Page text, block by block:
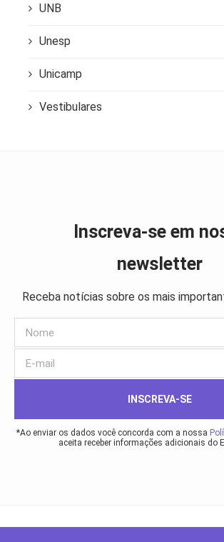
UNB
Unesp
Unicamp
Vestibulares
Inscreva-se em
newsletter
Receba notícias sobre os mais
INSCREVA-SE
*Ao enviar os dados você concorda com a nossa
aceita receber informações adicionais do